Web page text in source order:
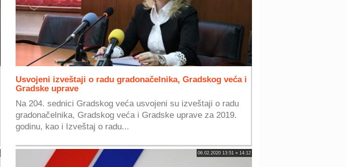
Usvojeni izveštaji o radu gradonačelnika, Gradskog veća i
Gradske uprave
Na 204. sednici Gradskog veća usvojeni su izveštaji o radu
gradonačelnika, Gradskog veća i Gradske uprave za 2019.
godinu, kao i Izveštaj o radu...
06.02.2020 13:51 » 14:12